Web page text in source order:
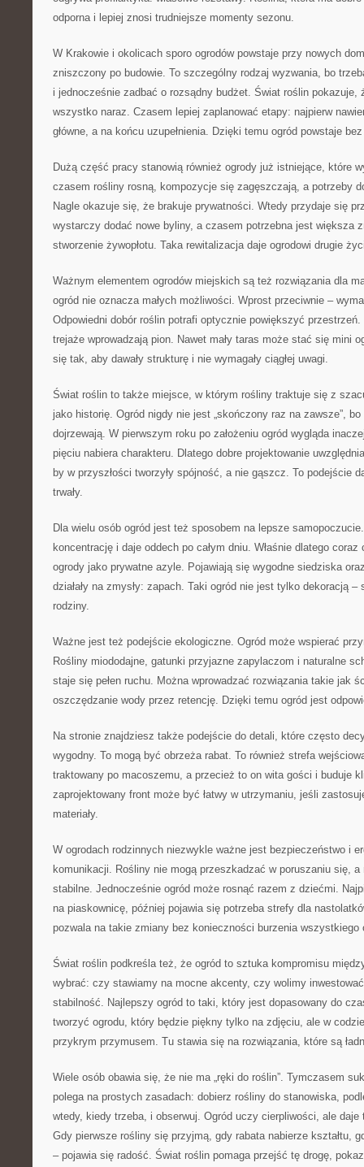
odporna i lepiej znosi trudniejsze momenty sezonu.
W Krakowie i okolicach sporo ogrodów powstaje przy nowych
zniszczony po budowie. To szczególny rodzaj wyzwania, bo
i jednocześnie zadbać o rozsądny budżet. Świat roślin pokazuje,
wszystko naraz. Czasem lepiej zaplanować etapy: najpierw
główne, a na końcu uzupełnienia. Dzięki temu ogród powstaje
Dużą część pracy stanowią również ogrody już istniejące, które
czasem rośliny rosną, kompozycje się zagęszczają, a potrzeby
Nagle okazuje się, że brakuje prywatności. Wtedy przydaje się
wystarczy dodać nowe byliny, a czasem potrzebna jest większa
stworzenie żywopłotu. Taka rewitalizacja daje ogrodowi drugie
Ważnym elementem ogrodów miejskich są też rozwiązania dla
ogród nie oznacza małych możliwości. Wprost przeciwnie –
Odpowiedni dobór roślin potrafi optycznie powiększyć
trejaże wprowadzają pion. Nawet mały taras może stać się mini
się tak, aby dawały strukturę i nie wymagały ciągłej uwagi.
Świat roślin to także miejsce, w którym rośliny traktuje się z
jako historię. Ogród nigdy nie jest „skończony raz na zawsze”,
dojrzewają. W pierwszym roku po założeniu ogród wygląda
pięciu nabiera charakteru. Dlatego dobre projektowanie
by w przyszłości tworzyły spójność, a nie gąszcz. To podejście
trwały.
Dla wielu osób ogród jest też sposobem na lepsze
koncentrację i daje oddech po całym dniu. Właśnie dlatego
ogrody jako prywatne azyle. Pojawiają się wygodne siedziska
działały na zmysły: zapach. Taki ogród nie jest tylko dekoracją
rodziny.
Ważne jest też podejście ekologiczne. Ogród może wspierać
Rośliny miododajne, gatunki przyjazne zapylaczom i naturalne
staje się pełen ruchu. Można wprowadzać rozwiązania takie jak
oszczędzanie wody przez retencję. Dzięki temu ogród jest
Na stronie znajdziesz także podejście do detali, które często
wygodny. To mogą być obrzeża rabat. To również strefa
traktowany po macoszemu, a przecież to on wita gości i buduje
zaprojektowany front może być łatwy w utrzymaniu, jeśli
materiały.
W ogrodach rodzinnych niezwykle ważne jest bezpieczeństwo i
komunikacji. Rośliny nie mogą przeszkadzać w poruszaniu się,
stabilne. Jednocześnie ogród może rosnąć razem z dziećmi.
na piaskownicę, później pojawia się potrzeba strefy dla
pozwala na takie zmiany bez konieczności burzenia wszystkiego
Świat roślin podkreśla też, że ogród to sztuka kompromisu
wybrać: czy stawiamy na mocne akcenty, czy wolimy inwestować
stabilność. Najlepszy ogród to taki, który jest dopasowany do
tworzyć ogrodu, który będzie piękny tylko na zdjęciu, ale w
przykrym przymusem. Tu stawia się na rozwiązania, które są
Wiele osób obawia się, że nie ma „ręki do roślin”. Tymczasem
polega na prostych zasadach: dobierz rośliny do stanowiska,
wtedy, kiedy trzeba, i obserwuj. Ogród uczy cierpliwości, ale
Gdy pierwsze rośliny się przyjmą, gdy rabata nabierze kształtu,
– pojawia się radość. Świat roślin pomaga przejść tę drogę,